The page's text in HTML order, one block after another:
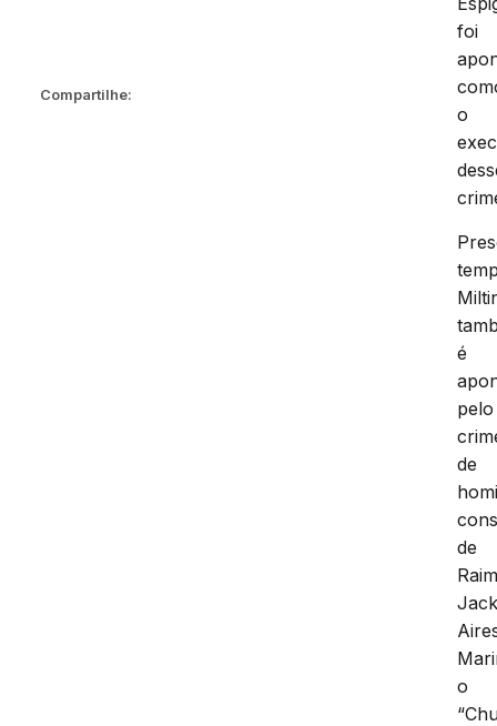
Compartilhe:
foi
o
é
pelo
de
de
o